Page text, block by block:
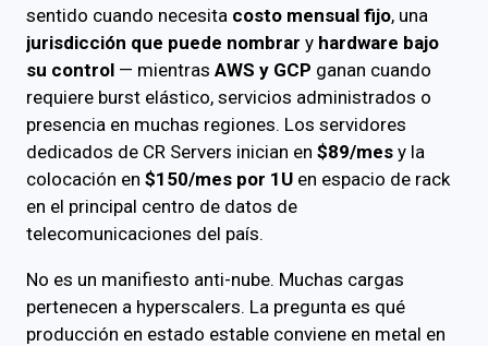
sentido cuando necesita costo mensual fijo, una
jurisdicción que puede nombrar y hardware bajo
su control — mientras AWS y GCP ganan cuando
requiere burst elástico, servicios administrados o
presencia en muchas regiones. Los servidores
dedicados de CR Servers inician en $89/mes y la
colocación en $150/mes por 1U en espacio de rack
en el principal centro de datos de
telecomunicaciones del país.
No es un manifiesto anti-nube. Muchas cargas
pertenecen a hyperscalers. La pregunta es qué
producción en estado estable conviene en metal en